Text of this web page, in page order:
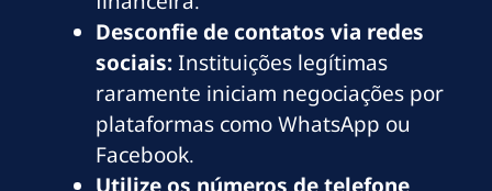
Desconfie de contatos via redes
sociais: Instituições legítimas
raramente iniciam negociações por
plataformas como WhatsApp ou
Facebook.
Utilize os números de telefone